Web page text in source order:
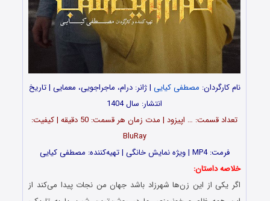
نام کارگردان: مصطفی کیایی | ژانر: درام، ماجراجویی، معمایی | تاریخ
انتشار: سال 1404
تعداد قسمت‌: … اپیزود | مدت زمان هر قسمت: 50 دقیقه | کیفیت:
BluRay
فرمت: MP4 | ویژه نمایش خانگی | تهیه‌کننده: مصطفی کیایی
خلاصه داستان:
اگر یکی از این زن‌ها شهرزاد باشد جهان من نجات پیدا می‌کند از